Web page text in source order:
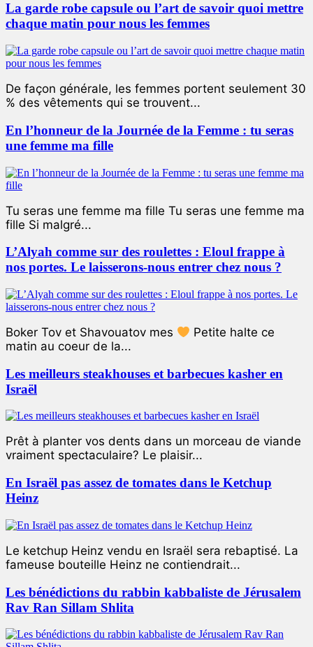
La garde robe capsule ou l’art de savoir quoi mettre
chaque matin pour nous les femmes
De façon générale, les femmes portent seulement 30
% des vêtements qui se trouvent...
En l’honneur de la Journée de la Femme : tu seras
une femme ma fille
Tu seras une femme ma fille Tu seras une femme ma
fille Si malgré...
L’Alyah comme sur des roulettes : Eloul frappe à
nos portes. Le laisserons-nous entrer chez nous ?
Boker Tov et Shavouatov mes
Petite halte ce
matin au coeur de la...
Les meilleurs steakhouses et barbecues kasher en
Israël
Prêt à planter vos dents dans un morceau de viande
vraiment spectaculaire? Le plaisir...
En Israël pas assez de tomates dans le Ketchup
Heinz
Le ketchup Heinz vendu en Israël sera rebaptisé. La
fameuse bouteille Heinz ne contiendrait...
Les bénédictions du rabbin kabbaliste de Jérusalem
Rav Ran Sillam Shlita